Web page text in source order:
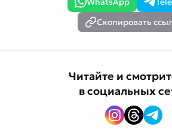
Скопировать
Читайте и
в социальных